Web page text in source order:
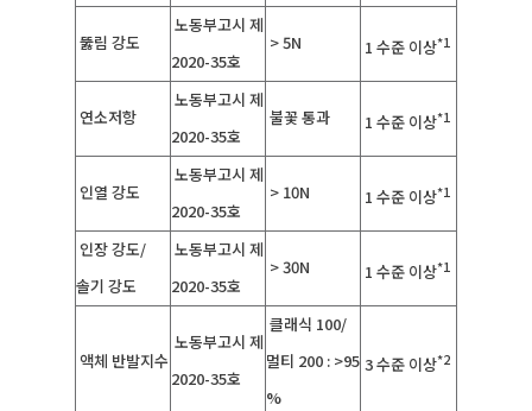
뚫림 강도
노동부고시 제
2020-35호
> 5N 1 수준 이상*1
연소저항
노동부고시 제
2020-35호
불꽃 통과 1 수준 이상*1
인열 강도
노동부고시 제
2020-35호
> 10N 1 수준 이상*1
인장 강도/
솔기 강도
노동부고시 제
2020-35호
> 30N 1 수준 이상*1
액체 반발지수
노동부고시 제
2020-35호
클래식 100/
멀티 200 : >95
%
3 수준 이상*2